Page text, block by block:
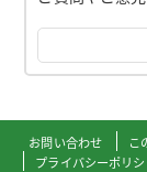
お問い合わせ こ
プライバシーポリ